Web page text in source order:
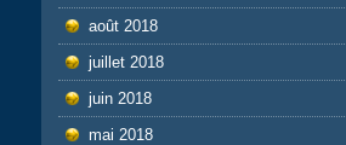
août 2018
juillet 2018
juin 2018
mai 2018